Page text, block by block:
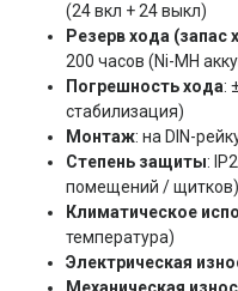
(24 вкл + 24 выкл)
Резерв хода (запас
200 часов (Ni-MH
Погрешность хода:
стабилизация)
Монтаж: на DIN-
Степень защиты:
помещений / щитков)
Климатическое
температура)
Электрическая